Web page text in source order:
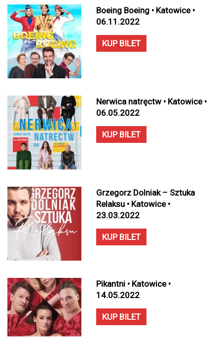
Boeing Boeing • Katowice •
06.11.2022
KUP BILET
Nerwica natręctw • Katowice •
06.05.2022
KUP BILET
Grzegorz Dolniak – Sztuka
Relaksu • Katowice •
23.03.2022
KUP BILET
Pikantni • Katowice •
14.05.2022
KUP BILET